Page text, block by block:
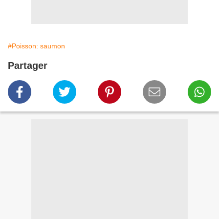
#Poisson: saumon
Partager